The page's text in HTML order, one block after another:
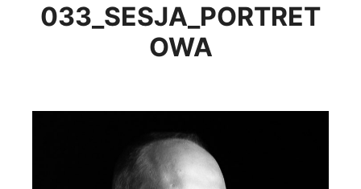
033_SESJA_PORTRET
OWA